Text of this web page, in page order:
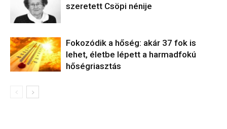
szeretett Csöpi nénije
Fokozódik a hőség: akár 37 fok is
lehet, életbe lépett a harmadfokú
hőségriasztás